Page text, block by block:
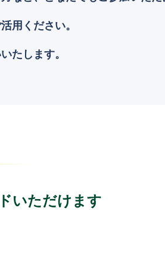
用ください。
たします。
いただけます